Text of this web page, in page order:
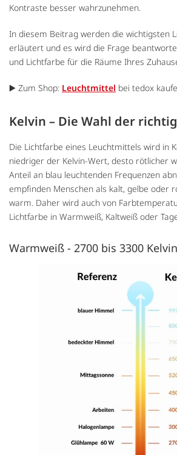
Kontraste besser wahrzunehmen.
In diesem Beitrag werden die wichtigsten
erläutert und es wird die Frage
und Lichtfarbe für die Räume Ihres
▶️ Zum Shop: Leuchtmittel bei tedox
Kelvin – Die Wahl der
Die Lichtfarbe eines Leuchtmittels wird in
niedriger der Kelvin-Wert, desto rötlicher
Anteil an blau leuchtenden Frequenzen
empfinden Menschen als kalt, gelbe oder
warm. Daher wird auch von
Lichtfarbe in Warmweiß, Kaltweiß oder
Warmweiß - 2700 bis 3300 Kelvin